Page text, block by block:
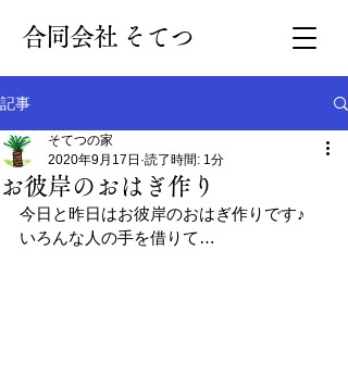
​合同会社 そてつ
記事
お彼岸のおはぎ作り
そてつの家
2020年9月17日 読了時間: 1分
今日と昨日はお彼岸のおはぎ作りです♪
いろんな人の手を借りて…